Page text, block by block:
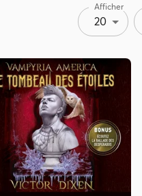
Afficher
20